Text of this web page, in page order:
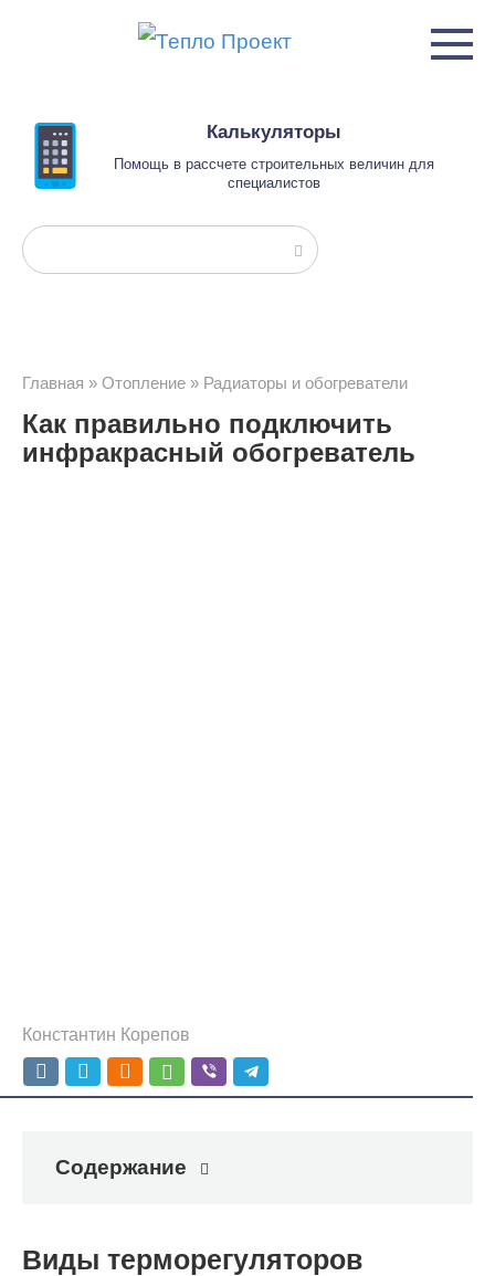
Калькуляторы
Помощь в рассчете строительных величин для
специалистов
Поиск:
Главная » Отопление » Радиаторы и обогреватели
Как правильно подключить
инфракрасный обогреватель
Константин Корепов
Содержание
Виды терморегуляторов